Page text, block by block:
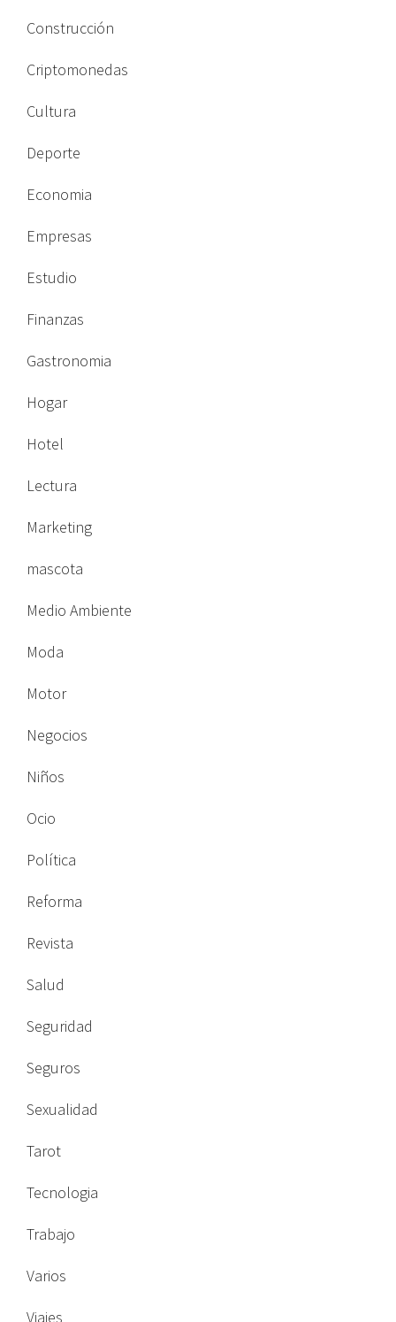
Construcción
Criptomonedas
Cultura
Deporte
Economia
Empresas
Estudio
Finanzas
Gastronomia
Hogar
Hotel
Lectura
Marketing
mascota
Medio Ambiente
Moda
Motor
Negocios
Niños
Ocio
Política
Reforma
Revista
Salud
Seguridad
Seguros
Sexualidad
Tarot
Tecnologia
Trabajo
Varios
Viajes